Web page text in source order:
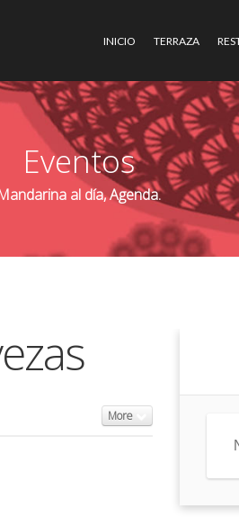
INICIO TERRAZA
Eventos
al día, Agenda.
More